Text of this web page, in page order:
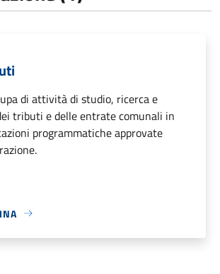
di attività di studio, ricerca e
tributi e delle entrate comunali in
programmatiche approvate